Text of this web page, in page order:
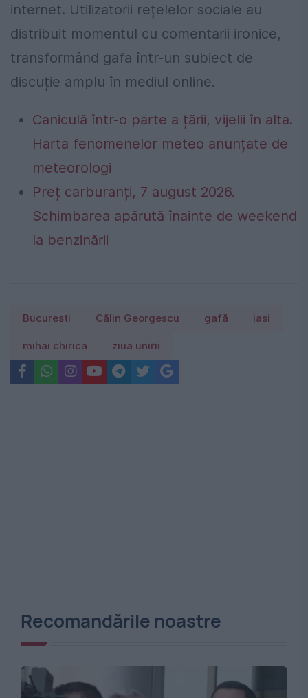
internet. Utilizatorii rețelelor sociale au
distribuit momentul cu comentarii ironice,
transformând gafa într-un subiect de
discuție amplu în mediul online.
Caniculă într-o parte a țării, vijelii în alta.
Harta fenomenelor meteo anunțate de
meteorologi
Preț carburanți, 7 august 2026.
Schimbarea apărută înainte de weekend
la benzinării
Bucuresti Călin Georgescu gafă iasi
mihai chirica ziua unirii
Recomandările noastre